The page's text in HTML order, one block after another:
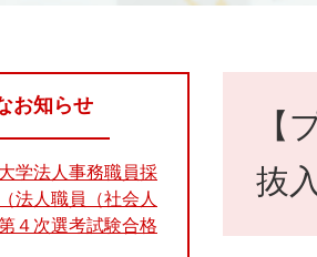
【
抜
お知らせ
学法人事務職員採
法人職員（社会人
４次選考試験合格